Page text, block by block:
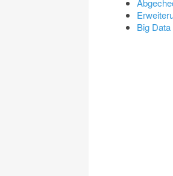
Big